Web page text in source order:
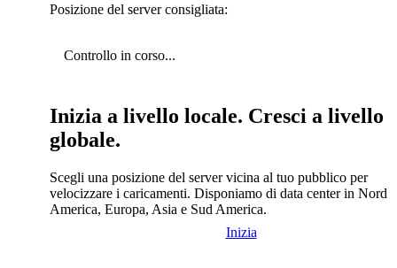
Posizione del server consigliata:
Controllo in corso...
Inizia a livello locale. Cresci a livello
globale.
Scegli una posizione del server vicina al tuo pubblico per
velocizzare i caricamenti. Disponiamo di data center in Nord
America, Europa, Asia e Sud America.
Inizia